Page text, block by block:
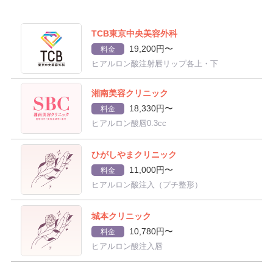
TCB東京中央美容外科
料金 19,200円〜
ヒアルロン酸注射唇リップ各上・下
湘南美容クリニック
料金 18,330円〜
ヒアルロン酸唇0.3cc
ひがしやまクリニック
料金 11,000円〜
ヒアルロン酸注入（プチ整形）
城本クリニック
料金 10,780円〜
ヒアルロン酸注入唇